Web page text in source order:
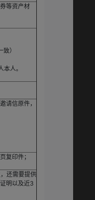
等资产材
致）
人。
请信原件，
复印件；
还需要提供
明以及近3